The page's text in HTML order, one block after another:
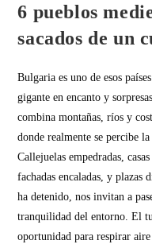
6 pueblos
sacados de un
Bulgaria es uno de esos
gigante en encanto y
combina montañas, ríos y
donde realmente se percibe
Callejuelas empedradas,
fachadas encaladas, y plazas
ha detenido, nos invitan a
tranquilidad del entorno. El
oportunidad para respirar